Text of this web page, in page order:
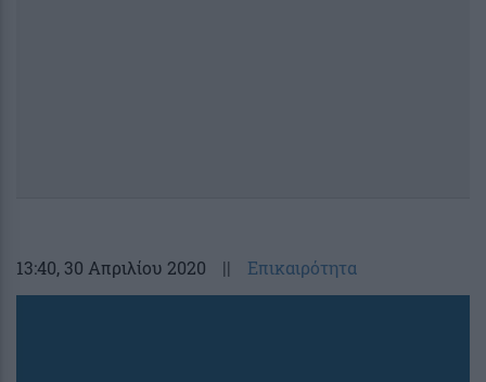
13:40, 30 Απριλίου 2020 || Επικαιρότητα